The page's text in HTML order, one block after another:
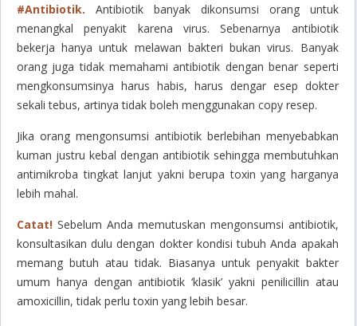
#Antibiotik. Antibiotik banyak dikonsumsi orang untuk
menangkal penyakit karena virus. Sebenarnya antibiotik
bekerja hanya untuk melawan bakteri bukan virus. Banyak
orang juga tidak memahami antibiotik dengan benar seperti
mengkonsumsinya harus habis, harus dengar esep dokter
sekali tebus, artinya tidak boleh menggunakan copy resep.
Jika orang mengonsumsi antibiotik berlebihan menyebabkan
kuman justru kebal dengan antibiotik sehingga membutuhkan
antimikroba tingkat lanjut yakni berupa toxin yang harganya
lebih mahal.
Catat! Sebelum Anda memutuskan mengonsumsi antibiotik,
konsultasikan dulu dengan dokter kondisi tubuh Anda apakah
memang butuh atau tidak. Biasanya untuk penyakit bakter
umum hanya dengan antibiotik ‘klasik’ yakni penilicillin atau
amoxicillin, tidak perlu toxin yang lebih besar.